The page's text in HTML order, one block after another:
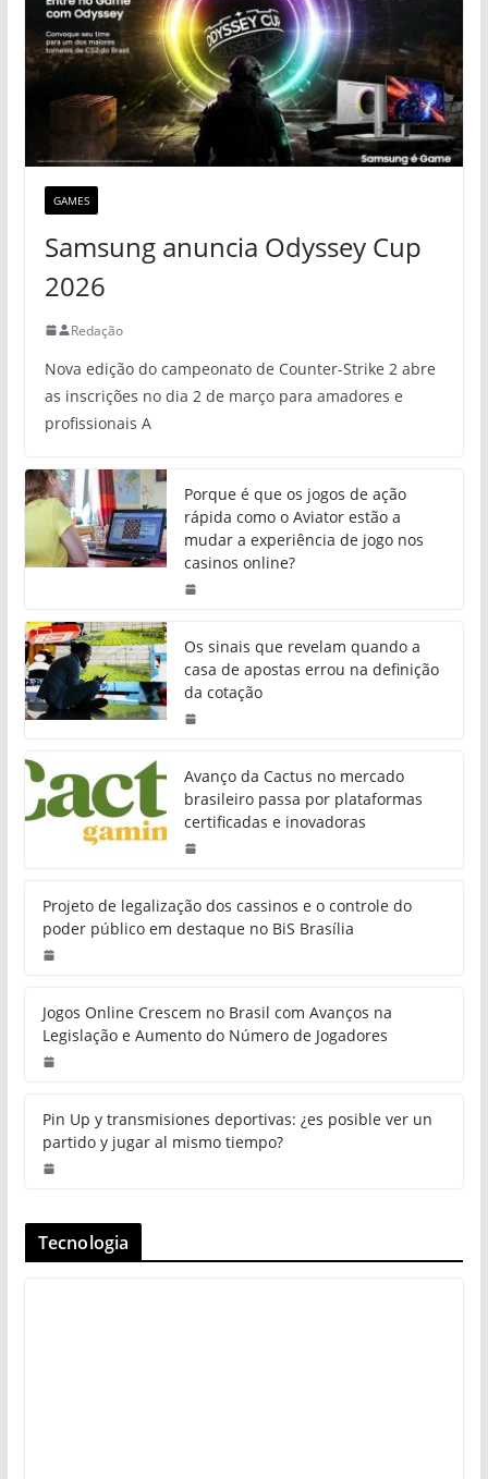
GAMES
Samsung anuncia Odyssey Cup
2026
Redação
Nova edição do campeonato de Counter-Strike 2 abre
as inscrições no dia 2 de março para amadores e
profissionais A
Porque é que os jogos de ação
rápida como o Aviator estão a
mudar a experiência de jogo nos
casinos online?
Os sinais que revelam quando a
casa de apostas errou na definição
da cotação
Avanço da Cactus no mercado
brasileiro passa por plataformas
certificadas e inovadoras
Projeto de legalização dos cassinos e o controle do
poder público em destaque no BiS Brasília
Jogos Online Crescem no Brasil com Avanços na
Legislação e Aumento do Número de Jogadores
Pin Up y transmisiones deportivas: ¿es posible ver un
partido y jugar al mismo tiempo?
Tecnologia